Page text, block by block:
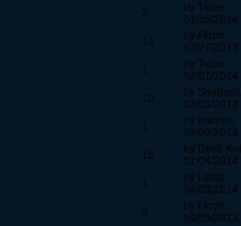
2
by Tiose
01/25/2014
14
by Fkron
07/27/2013
1
by Tiose
02/01/2014
10
by
02/03/2012
1
by Ivannm
02/09/2014
15
by Devil-
01/04/2014
1
by Ldsaf
04/03/2014
9
by Fkron
09/05/2013